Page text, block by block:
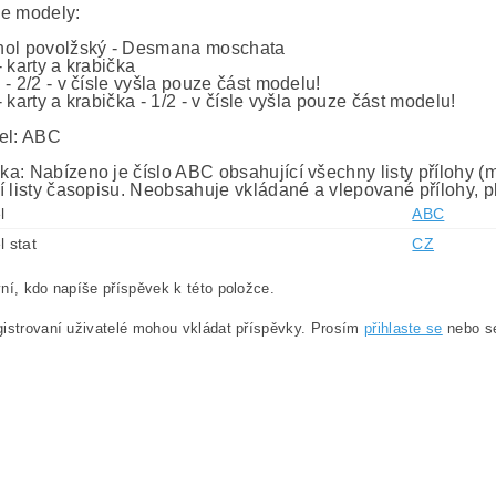
modely:
povolžský - Desmana moschata
karty a krabička
- 2/2 - v čísle vyšla pouze část modelu!
karty a krabička - 1/2 - v čísle vyšla pouze část modelu!
ABC
Nabízeno je číslo ABC obsahující všechny listy přílohy
listy časopisu. Neobsahuje vkládané a vlepované přílohy,
ABC
stat
CZ
kdo napíše příspěvek k této položce.
uživatelé mohou vkládat příspěvky. Prosím přihlaste se nebo